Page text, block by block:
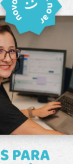
a rotina. O banheiro
grande destaque
privativo, um
aproveitar
amigos e
com churrasqueira
e comodidade
e
áreas verdes e
mais
seus moradores. Entre
informações e